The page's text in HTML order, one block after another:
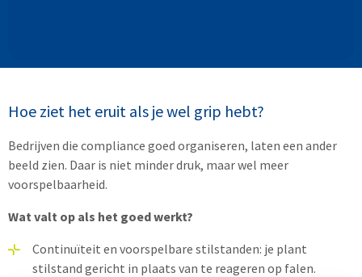
Hoe ziet het eruit als je wel grip hebt?
Bedrijven die compliance goed organiseren, laten een ander
beeld zien. Daar is niet minder druk, maar wel meer
voorspelbaarheid.
Wat valt op als het goed werkt?
Continuïteit en voorspelbare stilstanden: je plant
stilstand gericht in plaats van te reageren op falen.